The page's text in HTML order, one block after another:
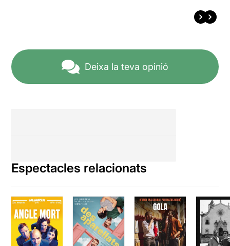
Deixa la teva opinió
Espectacles relacionats